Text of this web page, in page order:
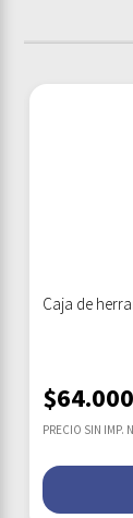
Caja de
$64.000
PRECIO SIN IMP.